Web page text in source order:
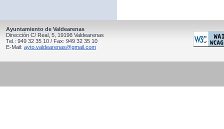
Ayuntamiento de Valdearenas
Dirección C/ Real, 5, 19196 Valdearenas
Tel.: 949 32 35 10 / Fax: 949 32 35 10
E-Mail: ayto.valdearenas@gmail.com